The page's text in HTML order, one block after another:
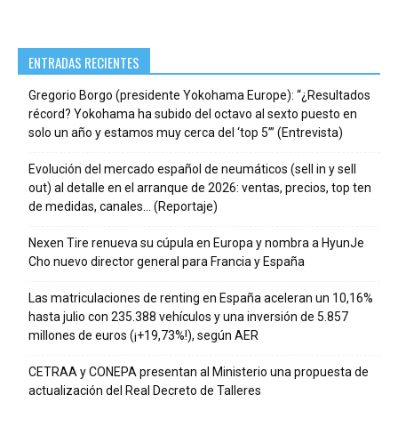
ENTRADAS RECIENTES
Gregorio Borgo (presidente Yokohama Europe): “¿Resultados
récord? Yokohama ha subido del octavo al sexto puesto en
solo un año y estamos muy cerca del ‘top 5’” (Entrevista)
Evolución del mercado español de neumáticos (sell in y sell
out) al detalle en el arranque de 2026: ventas, precios, top ten
de medidas, canales… (Reportaje)
Nexen Tire renueva su cúpula en Europa y nombra a HyunJe
Cho nuevo director general para Francia y España
Las matriculaciones de renting en España aceleran un 10,16%
hasta julio con 235.388 vehículos y una inversión de 5.857
millones de euros (¡+19,73%!), según AER
CETRAA y CONEPA presentan al Ministerio una propuesta de
actualización del Real Decreto de Talleres